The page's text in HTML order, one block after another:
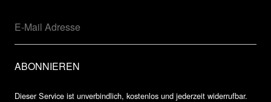
Dieser Service ist unverbindlich, kostenlos und jederzeit widerrufbar.